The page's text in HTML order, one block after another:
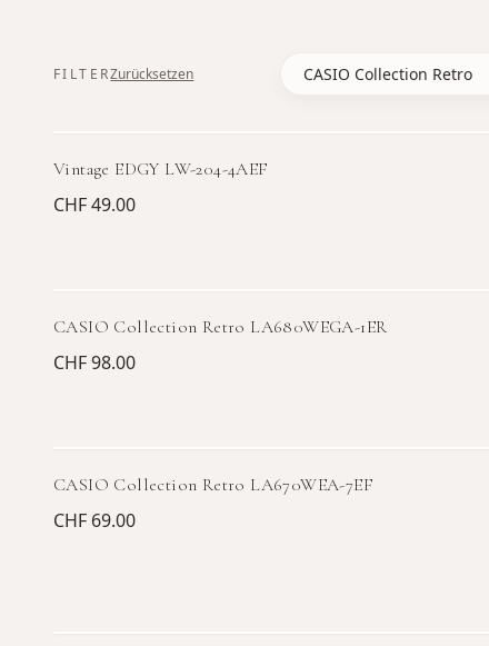
FILTERZurücksetzen
Vintage EDGY LW-204-4AEF
CHF 49.00
CASIO Collection Retro LA680WEGA-1ER
CHF 98.00
CASIO Collection Retro LA670WEA-7EF
CHF 69.00